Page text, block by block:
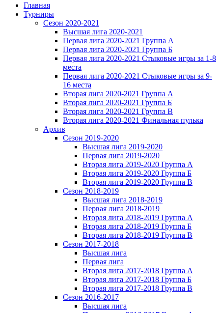
Главная
Турниры
Сезон 2020-2021
Высшая лига 2020-2021
Первая лига 2020-2021 Группа А
Первая лига 2020-2021 Группа Б
Первая лига 2020-2021 Стыковые игры за 1-8
места
Первая лига 2020-2021 Стыковые игры за 9-
16 места
Вторая лига 2020-2021 Группа А
Вторая лига 2020-2021 Группа Б
Вторая лига 2020-2021 Группа В
Вторая лига 2020-2021 Финальная пулька
Архив
Сезон 2019-2020
Высшая лига 2019-2020
Первая лига 2019-2020
Вторая лига 2019-2020 Группа А
Вторая лига 2019-2020 Группа Б
Вторая лига 2019-2020 Группа В
Сезон 2018-2019
Высшая лига 2018-2019
Первая лига 2018-2019
Вторая лига 2018-2019 Группа А
Вторая лига 2018-2019 Группа Б
Вторая лига 2018-2019 Группа В
Сезон 2017-2018
Высшая лига
Первая лига
Вторая лига 2017-2018 Группа А
Вторая лига 2017-2018 Группа Б
Вторая лига 2017-2018 Группа В
Сезон 2016-2017
Высшая лига